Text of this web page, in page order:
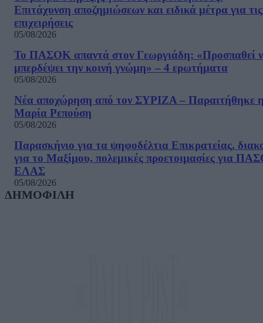
Επιτάχυνση αποζημιώσεων και ειδικά μέτρα για τις
επιχειρήσεις
05/08/2026
Το ΠΑΣΟΚ απαντά στον Γεωργιάδη: «Προσπαθεί
μπερδέψει την κοινή γνώμη» – 4 ερωτήματα
05/08/2026
Νέα αποχώρηση από τον ΣΥΡΙΖΑ – Παραιτήθηκε
Μαρία Ρεπούση
05/08/2026
Παρασκήνιο για τα ψηφοδέλτια Επικρατείας,
για το Μαξίμου, πολεμικές προετοιμασίες για
ΕΛΑΣ
05/08/2026
ΔΗΜΟΦΙΛΗ